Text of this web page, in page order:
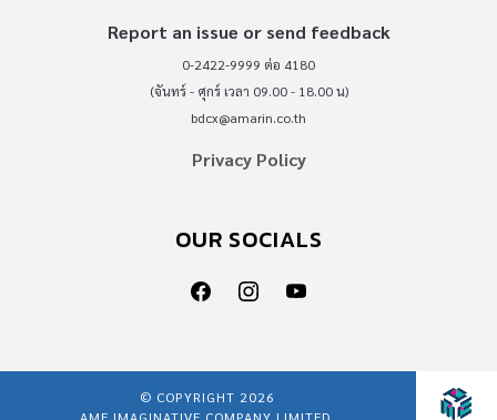
Report an issue or send feedback
0-2422-9999 ต่อ 4180
(จันทร์ - ศุกร์ เวลา 09.00 - 18.00 น)
bdcx@amarin.co.th
Privacy Policy
OUR SOCIALS
© COPYRIGHT 2026